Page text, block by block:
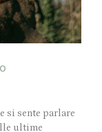
si sente parlare
ultime